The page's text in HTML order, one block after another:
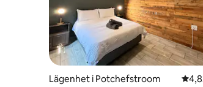
Lägenhet i Potchefstroom 4,82